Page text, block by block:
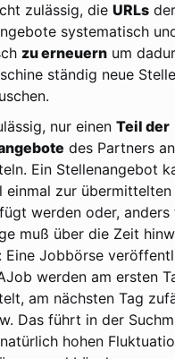
zulässig, die URLs der
systematisch
zu erneuern um
ständig neue
nur einen Teil der
des Partners
Ein Stellenangebot
einmal zur übermittelten
werden oder,
muß über die Zeit
Eine Jobbörse
werden am ersten
am nächsten Tag
Das führt in der
hohen